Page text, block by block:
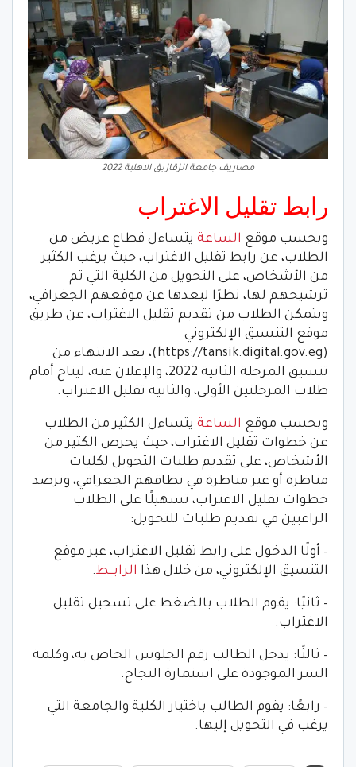
مصاريف جامعة الزقازيق الاهلية 2022
رابط تقليل الاغتراب
وبحسب موقع الساعة يتساءل قطاع عريض من
الطلاب، عن رابط تقليل الاغتراب، حيث يرغب الكثير
من الأشخاص، على التحويل من الكلية التي تم
ترشيحهم لها، نظرًا لبعدها عن موقعهم الجغرافي،
وبتمكن الطلاب من تقديم تقليل الاغتراب، عن طريق
موقع التنسيق الإلكتروني
(https://tansik.digital.gov.eg)، بعد الانتهاء من
تنسيق المرحلة الثانية 2022، والإعلان عنه، ليتاح أمام
طلاب المرحلتين الأولى، والثانية تقليل الاغتراب.
وبحسب موقع الساعة يتساءل الكثير من الطلاب
عن خطوات تقليل الاغتراب، حيث يحرص الكثير من
الأشخاص، على تقديم طلبات التحويل لكليات
مناظرة أو غير مناظرة في نطاقهم الجغرافي، ونرصد
خطوات تقليل الاغتراب، تسهيلًا على الطلاب
الراغبين في تقديم طلبات للتحويل:
– أولًا الدخول على رابط تقليل الاغتراب، عبر موقع
التنسيق الإلكتروني، من خلال هذا الرابـــط.
– ثانيًا: يقوم الطلاب بالضغط على تسجيل تقليل
الاغتراب.
– ثالثًا: يدخل الطالب رقم الجلوس الخاص به، وكلمة
السر الموجودة على استمارة النجاح.
– رابعًا: يقوم الطالب باختيار الكلية والجامعة التي
يرغب في التحويل إليها.